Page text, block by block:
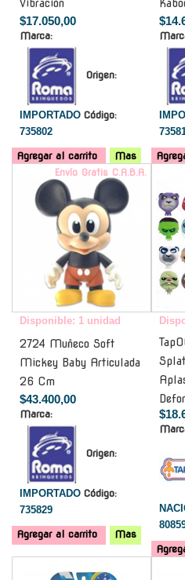
Vibración
$17.050,00
Marca:
Origen:
IMPORTADO Código:
735802
Agregar al carrito Mas
Envío Gratis C.A.B.A.
Disponible: 1 unidad
2724 Muñeco Soft
Mickey Baby Articulada
26 Cm
$43.400,00
Marca:
Origen:
IMPORTADO Código:
735829
Agregar al carrito Mas